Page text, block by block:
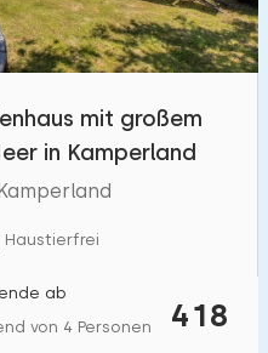
8
8
mit großem
in Kamperland
Haustierfrei
418
ab
von 4 Personen